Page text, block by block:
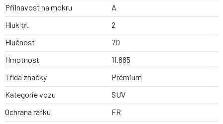
Přilnavost na mokru
A
Hluk tř.
2
Hlučnost
70
Hmotnost
11.885
Třída značky
Prémium
Kategorie vozu
SUV
Ochrana ráfku
FR